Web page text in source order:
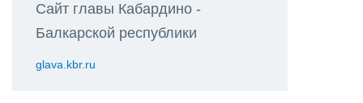
Сайт главы Кабардино -
Балкарской республики
glava.kbr.ru